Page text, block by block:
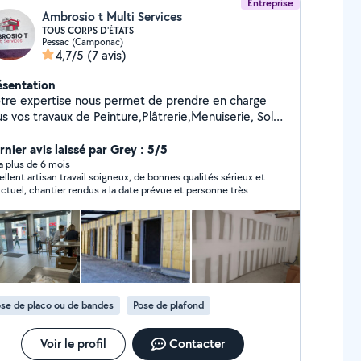
Entreprise
Ambrosio t Multi Services
TOUS CORPS D'ÉTATS
Pessac (Camponac)
4,7/5 (7 avis)
expertise nous permet de prendre en charge
vos travaux de Peinture,Plâtrerie,Menuiserie, Sols
avis laissé par Grey : 5/5
plus de 6 mois
artisan travail soigneux, de bonnes qualités sérieux et
chantier rendus a la date prévue et personne très
de placo ou de bandes Pose de plafond
Voir le profil Contacter